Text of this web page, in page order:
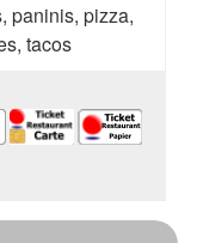
paninis, pizza,
tacos